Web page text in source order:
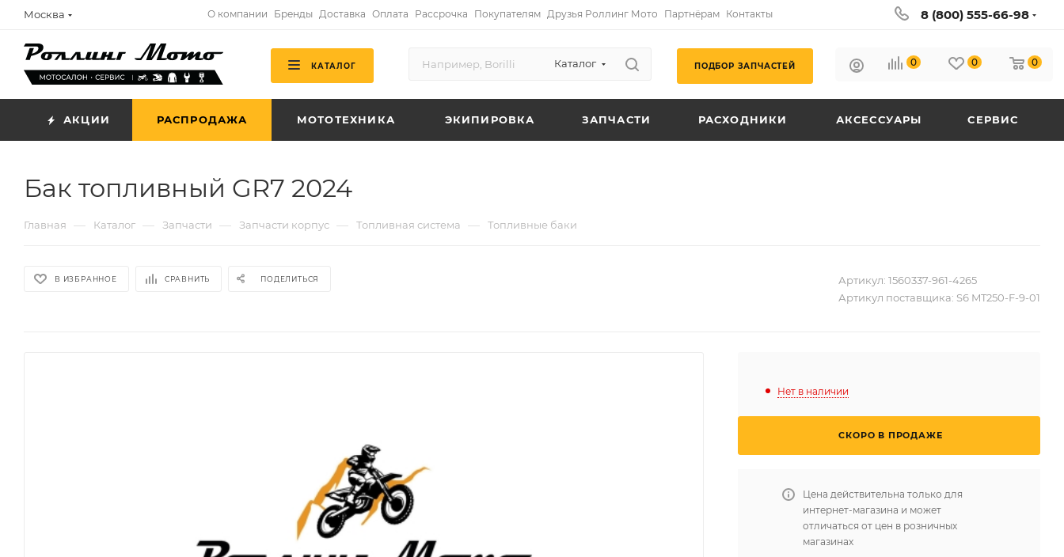
Москва О компании Бренды Доставка Оплата Рассрочка Покупателям Друзья Роллинг Мото Партнёрам Контакты 8 (800) 555-66-98
КАТАЛОГ Каталог ПОДБОР ЗАПЧАСТЕЙ 0 0 0
АКЦИИ РАСПРОДАЖА МОТОТЕХНИКА ЭКИПИРОВКА ЗАПЧАСТИ РАСХОДНИКИ АКСЕССУАРЫ СЕРВИС
Бак топливный GR7 2024
Главная — Каталог — Запчасти — Запчасти корпус — Топливная система — Топливные баки
В ИЗБРАННОЕ СРАВНИТЬ ПОДЕЛИТЬСЯ Артикул: 1560337-961-4265
Артикул поставщика: S6 MT250-F-9-01
Нет в наличии
СКОРО В ПРОДАЖЕ
Цена действительна только для
интернет-магазина и может
отличаться от цен в розничных
магазинах